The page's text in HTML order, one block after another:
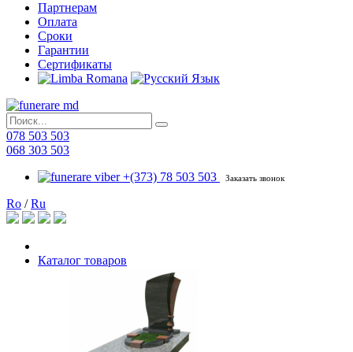
Партнерам
Оплата
Сроки
Гарантии
Сертификаты
078 503 503
068 303 503
+(373) 78 503 503
Заказать звонок
Ro /Ru
Каталог товаров